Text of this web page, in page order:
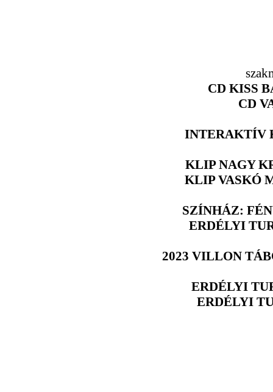
CD KISS
CD
INTERAKTÍV
KLIP NAGY
KLIP VASKÓ
SZÍNHÁZ:
ERDÉLYI
2023 VILLON
ERDÉLYI
ERDÉLYI